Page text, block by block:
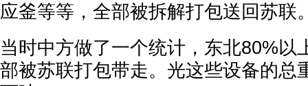
应釜等等，全部被拆解打包送回苏联
当时中方做了一个统计，东北80%以
部被苏联打包带走。光这些设备的总